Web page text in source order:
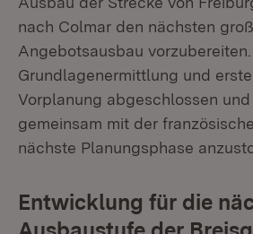
nach Colmar den nächsten
Angebotsausbau
Grundlagenermittlung und
Vorplanung abgeschlossen
gemeinsam mit der
nächste Planungsphase
Entwicklung für die